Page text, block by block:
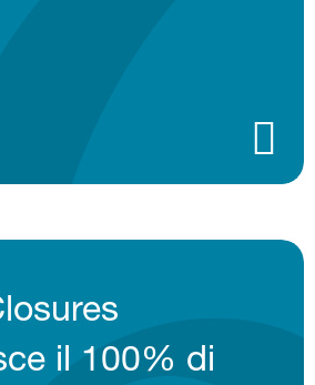
il 100% di